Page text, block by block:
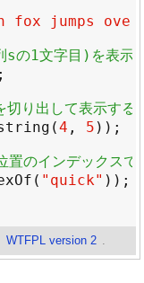
fox jumps
の1文字目)を表示
り出して表示する
(4 , 5
インデックスで
( "quick"
WTFPL version 2 .